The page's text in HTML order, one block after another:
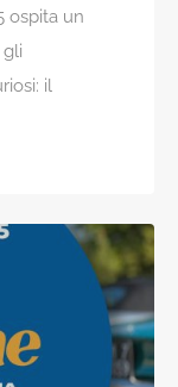
ospita un
il